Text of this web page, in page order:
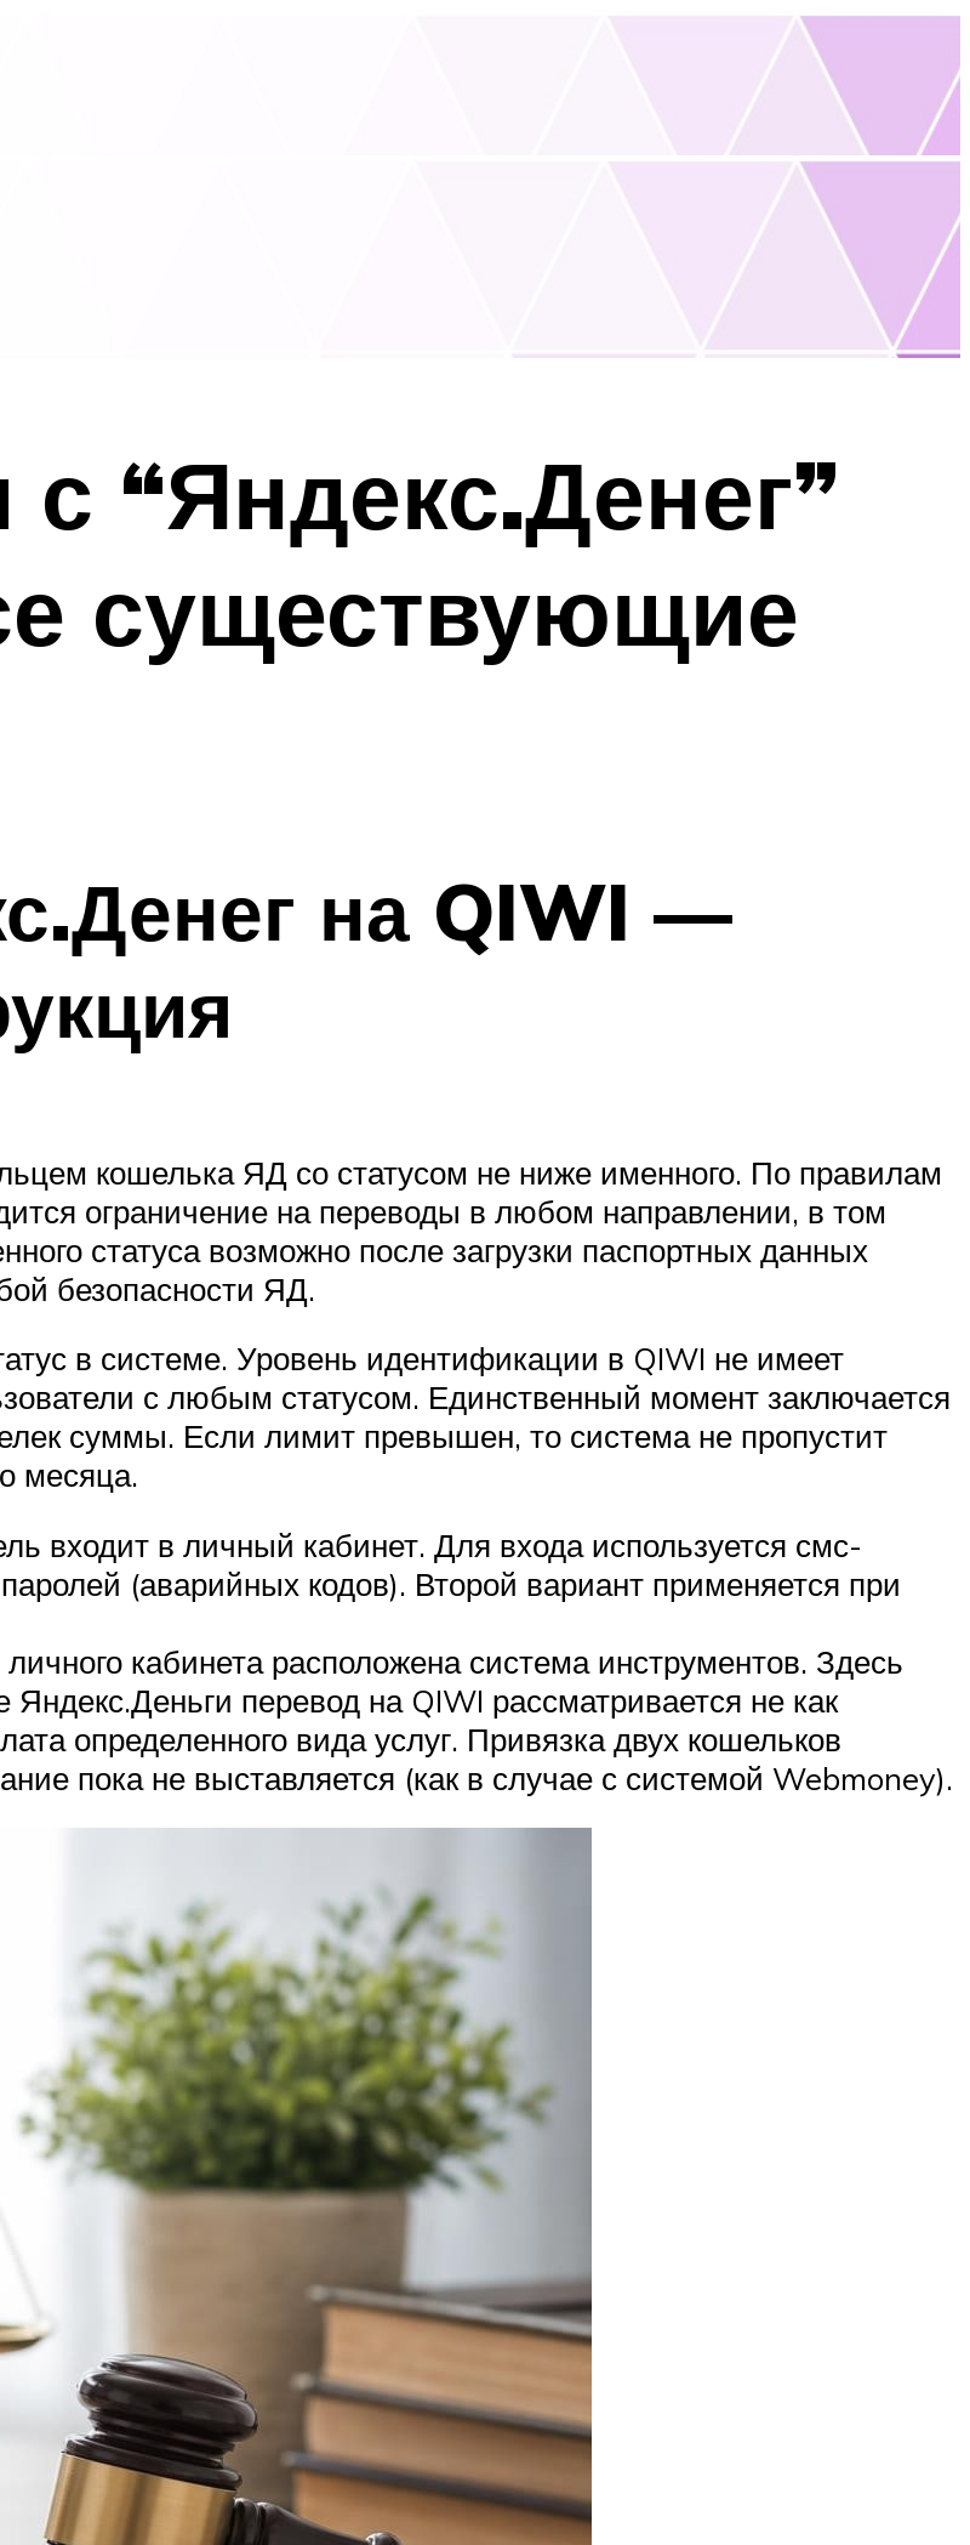
с “Яндекс.Денег”
существующие
на QIWI —
кошелька ЯД со статусом не ниже именного. По правилам
ограничение на переводы в любом направлении, в том
статуса возможно после загрузки паспортных данных
безопасности ЯД.
в системе. Уровень идентификации в QIWI не имеет
с любым статусом. Единственный момент заключается
суммы. Если лимит превышен, то система не пропустит
месяца.
входит в личный кабинет. Для входа используется смс-
(аварийных кодов). Второй вариант применяется при
кабинета расположена система инструментов. Здесь
перевод на QIWI рассматривается не как
определенного вида услуг. Привязка двух кошельков
пока не выставляется (как в случае с системой Webmoney).